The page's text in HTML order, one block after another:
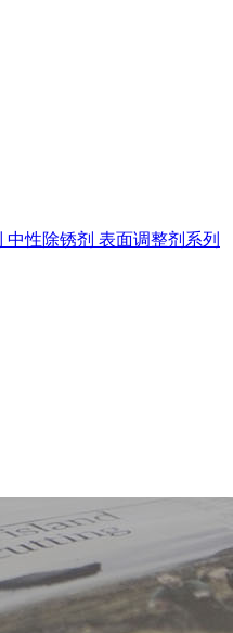
中性除锈剂 表面调整剂系列